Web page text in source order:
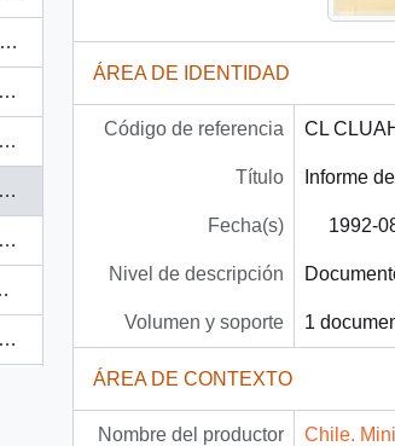
ÁREA DE IDENTIDAD
Código de referencia CL
Título Informe
Fecha(s) 1992-
Nivel de descripción
Volumen y soporte 1
ÁREA DE CONTEXTO
Nombre del productor
Chile.